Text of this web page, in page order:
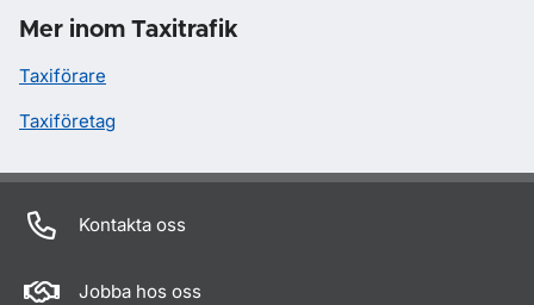
Mer inom Taxitrafik
Taxiförare
Taxiföretag
Kontakta oss
Jobba hos oss